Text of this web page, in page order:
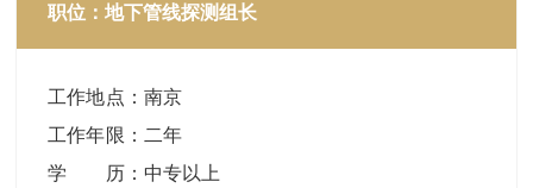
职位：地下管线探测组长
工作地点 ： 南京
工作年限 ： 二年
学 历： 中专以上